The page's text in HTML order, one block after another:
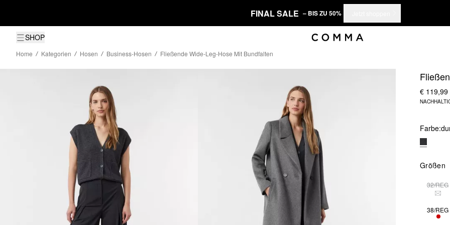
FINAL SALE – BIS ZU 50%
SHOP
Home
Kategorien Hosen Business-Hosen Fließende Wide-Leg-Hose Mit Bundfalten
€ 119,99
Farbe:
Größen
32/REG
38/REG